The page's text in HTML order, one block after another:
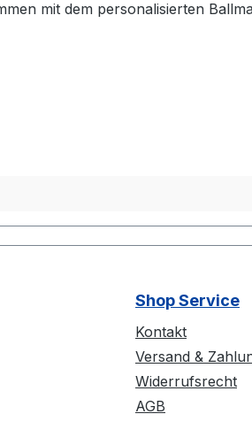
mit dem personalisierten
Shop Service
Kontakt
Versand &
Widerrufsrecht
AGB